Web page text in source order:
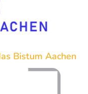
Bistum Aachen